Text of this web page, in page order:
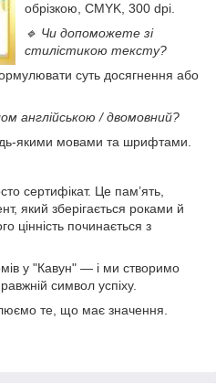
обрізкою, CMYK, 300 dpi.
🔹 Чи допоможете зі
стилістикою тексту?
суть досягнення або
англійською / двомовний?
якими мовами та шрифтами.
сертифікат. Це пам’ять,
який зберігається роками й
цінність починається з
у "Кавун" — і ми створимо
символ успіху.
те, що має значення.